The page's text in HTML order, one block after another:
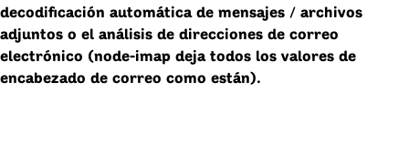
decodificación automática de mensajes / archivos
adjuntos o el análisis de direcciones de correo
electrónico (node-imap deja todos los valores de
encabezado de correo como están).